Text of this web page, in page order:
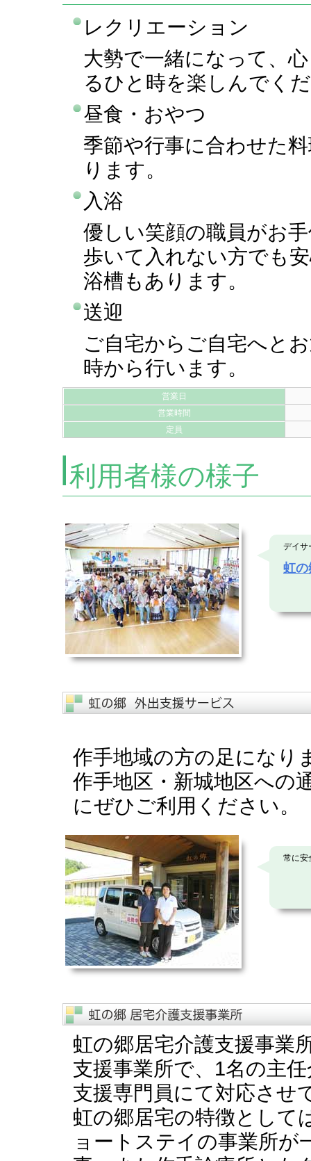
レクリエーション
大勢で一緒になって、
るひと時を楽しんでく
昼食・おやつ
季節や行事に合わせた
ります。
入浴
優しい笑顔の職員がお
歩いて入れない方でも
浴槽もあります。
送迎
ご自宅からご自宅へと
時から行います。
営業日
営業時間
定員
利用者様の様子
デイサ
虹の
作手地域の方の足になり
作手地区・新城地区への
にぜひご利用ください。
常に安
虹の郷居宅介護支援事業
支援事業所で、1名の主
支援専門員にて対応させ
虹の郷居宅の特徴として
ョートステイの事業所